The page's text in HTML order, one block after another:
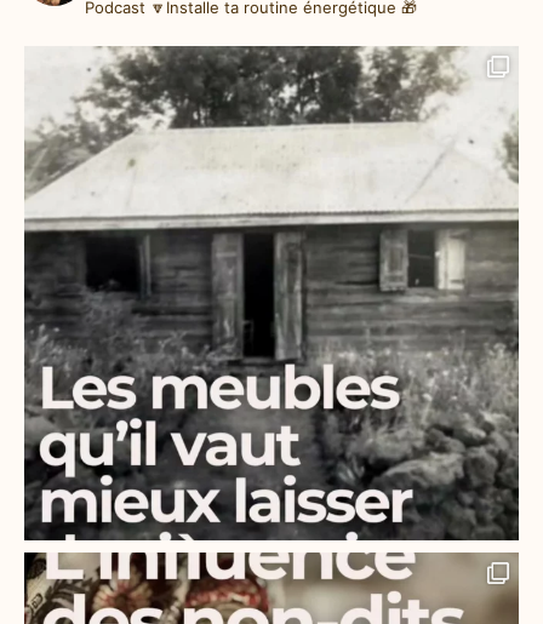
Podcast 🔽Installe ta routine énergétique 🎁